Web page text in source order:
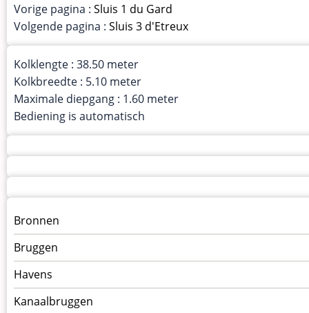
Vorige pagina : Sluis 1 du Gard
Volgende pagina : Sluis 3 d'Etreux
Kolklengte : 38.50 meter
Kolkbreedte : 5.10 meter
Maximale diepgang : 1.60 meter
Bediening is automatisch
Menu
kunstwerken
op
kunstwerkpagina
Bronnen
Bruggen
Havens
Kanaalbruggen